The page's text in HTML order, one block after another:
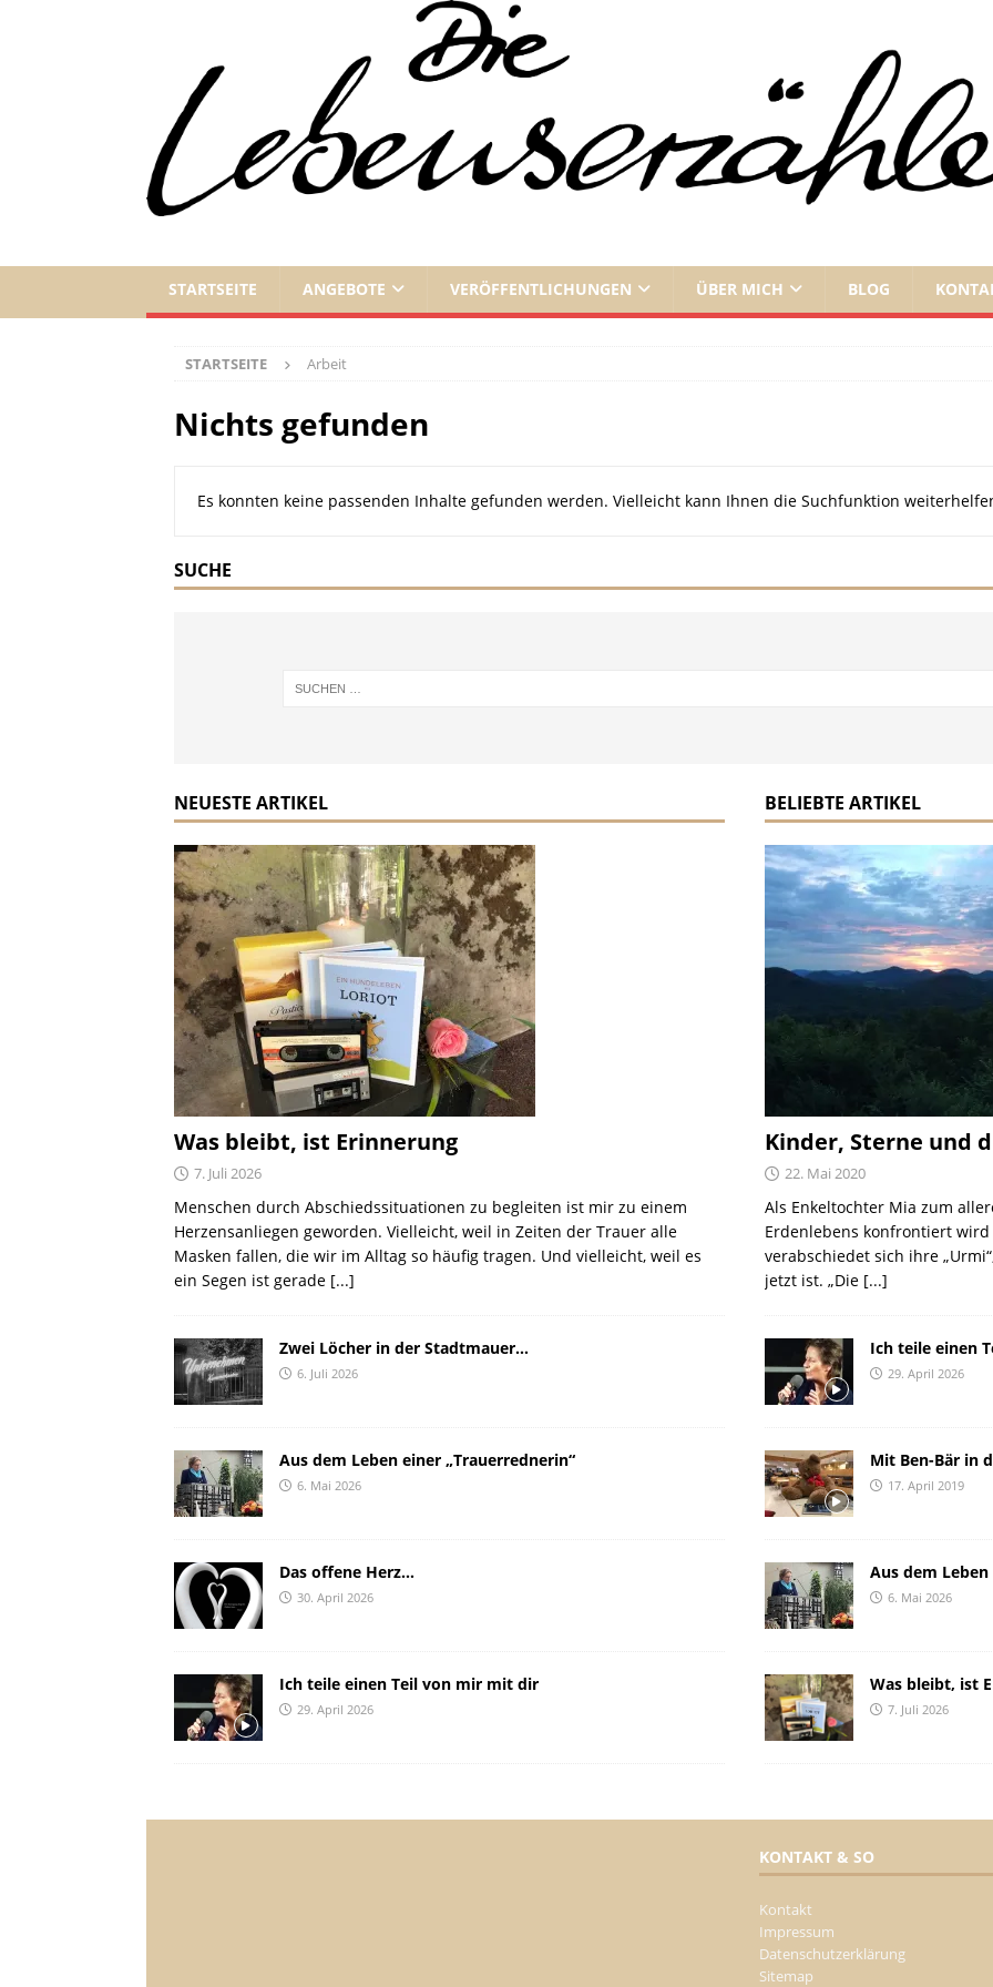
STARTSEITE ANGEBOTE VERÖFFENTLICHUNGEN ÜBER MICH BLOG
STARTSEITE Arbeit
Nichts gefunden
Es konnten keine passenden Inhalte gefunden werden. Vielleicht kann Ihnen die Suchfunktion
SUCHE
NEUESTE ARTIKEL
Was bleibt, ist Erinnerung
7. Juli 2026
Menschen durch Abschiedssituationen zu begleiten ist mir zu einem
Herzensanliegen geworden. Vielleicht, weil in Zeiten der Trauer alle
Masken fallen, die wir im Alltag so häufig tragen. Und vielleicht, weil es
ein Segen ist gerade [...]
Zwei Löcher in der Stadtmauer…
6. Juli 2026
Aus dem Leben einer „Trauerrednerin“
6. Mai 2026
Das offene Herz…
30. April 2026
Ich teile einen Teil von mir mit dir
29. April 2026
BELIEBTE ARTIKEL
Kinder, Sterne und
22. Mai 2020
Als Enkeltochter Mia zum
Erdenlebens konfrontiert
verabschiedet sich ihre
jetzt ist. „Die [...]
Ich teile einen
29. April 2026
Mit Ben-Bär in
17. April 2019
Aus dem
6. Mai 2026
Was bleibt, ist
7. Juli 2026
KONTAKT & SO
Kontakt
Impressum
Datenschutzerklärung
Sitemap